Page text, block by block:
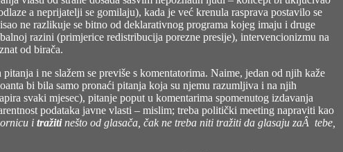
a neprijatelji se gomilaju), kada je već krenula rasprava postavilo se
ne razlikuje se bitno od deklarativnog programa kojeg imaju i druge
razini (primjerice redistribucija porezne presije), intervencionizmu na
od birača.
i ne slažem se previše s komentatorima. Naime, jedan od njih kaže
bi bila samo pronaći pitanja koja su njemu razumljiva i na njih
svaki mjesec), pitanje poput u komentarima spomenutog izdavanja
podataka javne vlasti – mislim; treba politički meeting napraviti kao
i tražitinešto od glasača, čak ne treba niti tražiti da glasaju zaÂ tebe,